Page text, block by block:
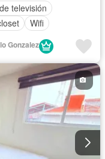
televisión
Wifi
Gonzalez